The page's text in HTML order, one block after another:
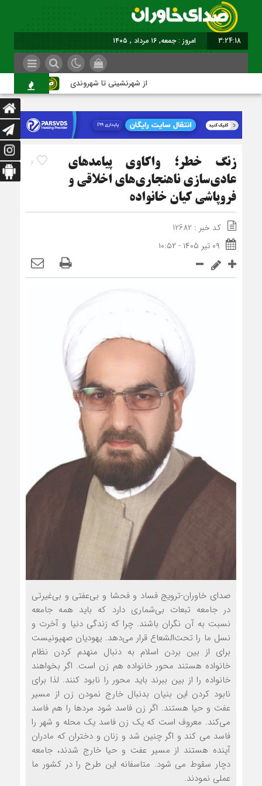
3:24:19 امروز : جمعه, ۱۶ مرداد , ۱۴۰۵
از شهرنشینی تا شهروندی
6
زنگ خطر؛ واکاوی پیامدهای
عادی‌سازی ناهنجاری‌های اخلاقی و
فروپاشی کیان خانواده
کد خبر : 12682
۰۹ تیر ۱۴۰۵ - ۱۰:۵۲
صدای خاوران-ترویج فساد و فحشا و بی‌عفتی و بی‌غیرتی
در جامعه تبعات بی‌شماری دارد که باید همه جامعه
نسبت به آن نگران باشند. چرا که زندگی دنیا و آخرت و
نسل ما را تحت‌الشعاع قرار می‌دهد. یهودیان صهیونیست
برای از بین بردن اسلام به دنبال منهدم کردن نظام
خانواده هستند محور خانواده هم زن است. اگر بخواهند
خانواده را از بین ببرند باید محور را نابود کنند. لذا برای
نابود کردن این بنیان بدنبال خارج نمودن زن از مسیر
عفت و حیا هستند. اگر زن فاسد شود مردها را هم فاسد
می‌کند. معروف است که یک زن فاسد یک محله و شهر را
فاسد می کند و اگر چنین شد و زنان و دختران که مادران
آینده هستند از مسیر عفت و حیا خارج شدند، جامعه
دچار سقوط می شود. متاسفانه این طرح را در کشور ما
عملی نمودند.